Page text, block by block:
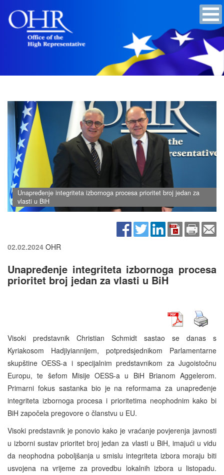
Unapređenje integriteta izbornoga procesa prioritet broj jedan za
vlasti u BiH
02.02.2024 OHR
Unapređenje integriteta izbornoga procesa
prioritet broj jedan za vlasti u BiH
Visoki predstavnik Christian Schmidt sastao se danas s
Kyriakosom Hadjiyiannijem, potpredsjednikom Parlamentarne
skupštine OESS-a i specijalnim predstavnikom za Jugoistočnu
Europu, te šefom Misije OESS-a u BiH Brianom Aggelerom.
Primarni fokus sastanka bio je na reformama za unapređenje
integriteta izbornoga procesa i prioritetima neophodnim kako bi
BiH započela pregovore o članstvu u EU.
Visoki predstavnik je ponovio kako je vraćanje povjerenja javnosti
u izborni sustav prioritet broj jedan za vlasti u BiH, imajući u vidu
da neophodna poboljšanja u smislu integriteta izbora moraju biti
usvojena na vrijeme za provedbu lokalnih izbora u listopadu.